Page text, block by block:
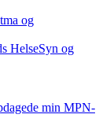
og
HelseSyn og
min MPN-